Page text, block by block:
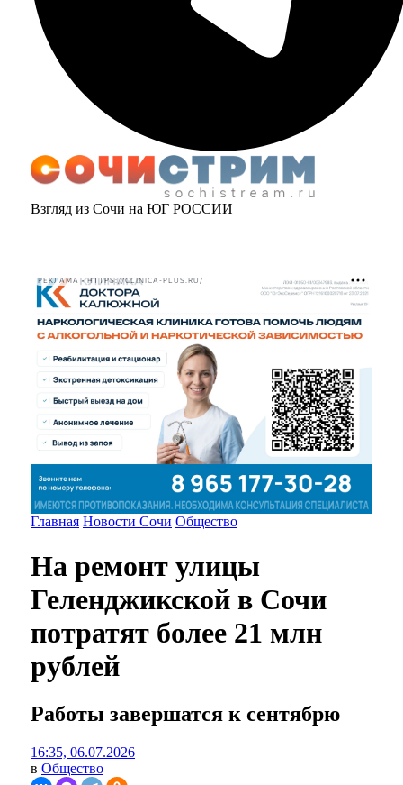
Взгляд из Сочи на ЮГ РОССИИ
РЕКЛАМА • HTTPS://CLINICA-PLUS.RU/
Главная Новости Сочи Общество
На ремонт улицы
Геленджикской в Сочи
потратят более 21 млн
рублей
Работы завершатся к сентябрю
16:35, 06.07.2026
в Общество